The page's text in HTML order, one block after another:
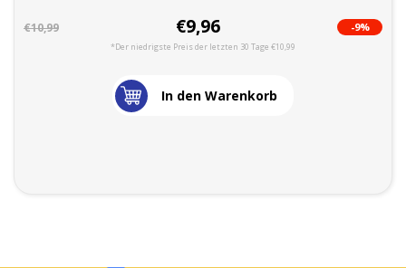
€10,99 €9,96 -9%
*Der niedrigste Preis der letzten 30 Tage €10,99
In den Warenkorb